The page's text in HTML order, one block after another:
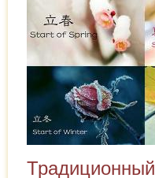
Традиционный